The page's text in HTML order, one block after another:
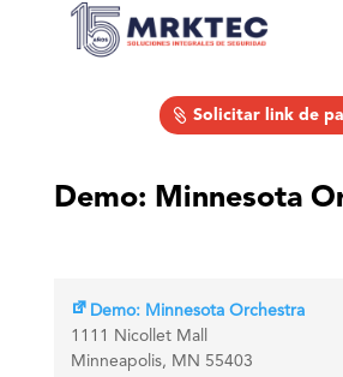
Solicitar link de
Demo: Minnesota
Demo: Minnesota Orchestra
1111 Nicollet Mall
Minneapolis, MN 55403